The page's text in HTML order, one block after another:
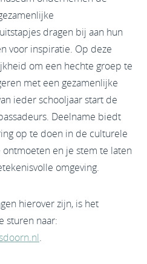
dragen bij aan hun
voor inspiratie. Op deze
om een hechte groep te
met een gezamenlijke
ieder schooljaar start de
Deelname biedt
op te doen in de culturele
en je stem te laten
omgeving.
hierover zijn, is het
sturen naar:
.